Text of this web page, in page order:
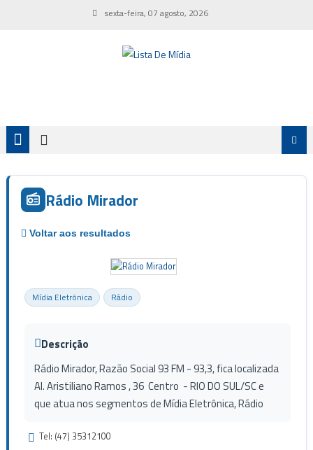
sexta-feira, 07 agosto, 2026
Rádio Mirador
Mídia Eletrônica Rádio
Descrição
Rádio Mirador, Razão Social 93 FM - 93,3, fica localizada
Al. Aristiliano Ramos , 36 Centro - RIO DO SUL/SC e
que atua nos segmentos de Mídia Eletrônica, Rádio
Tel: (47) 35312100